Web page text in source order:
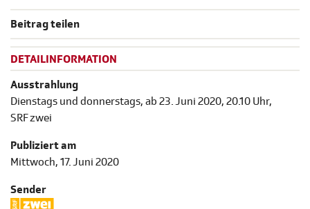
Beitrag teilen
DETAILINFORMATION
Ausstrahlung
Dienstags und donnerstags, ab 23. Juni 2020, 20.10 Uhr,
SRF zwei
Publiziert am
Mittwoch, 17. Juni 2020
Sender